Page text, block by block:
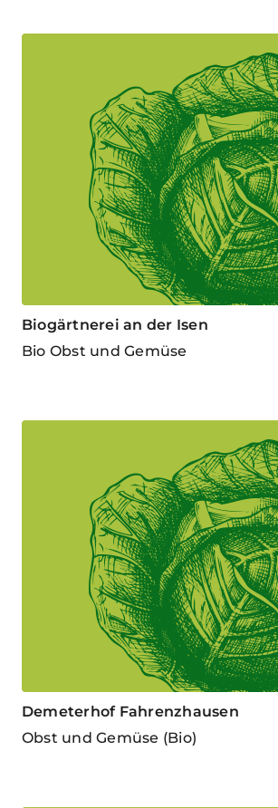
Biogärtnerei an der Isen
Bio Obst und Gemüse
Demeterhof Fahrenzhausen
Obst und Gemüse (Bio)